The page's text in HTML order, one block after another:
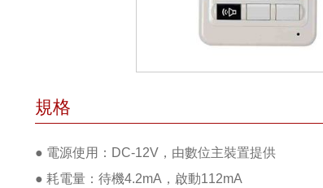
規格
● 電源使用：DC-12V，由數位主裝置提供
● 耗電量：待機4.2mA，啟動112mA